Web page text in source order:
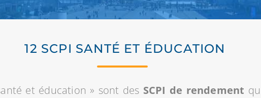
12 SCPI SANTÉ ET ÉDUCATION
et éducation » sont des SCPI de rendement